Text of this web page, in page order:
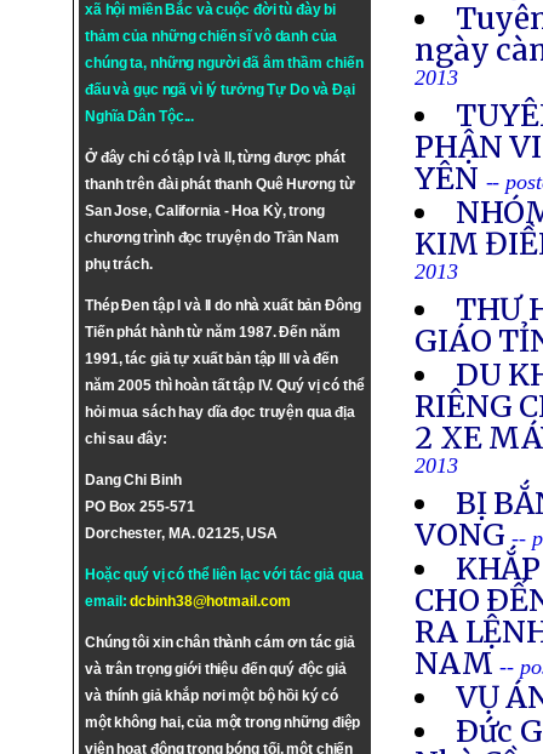
xã hội miền Bắc và cuộc đời tù đày bi
thảm của những chiến sĩ vô danh của
chúng ta, những người đã âm thầm chiến
đấu và gục ngã vì lý tưởngTự DovàĐại
Nghĩa Dân Tộc...
Ở đây chỉ có tập I và II, từng được phát
thanh trên đài phát thanh Quê Hương từ
San Jose, California - Hoa Kỳ, trong
chương trình đọc truyện do Trần Nam
phụ trách.
Thép Đen tập I và II do nhà xuất bản Đông
Tiến phát hành từ năm 1987. Đến năm
1991, tác giả tự xuất bản tập III và đến
năm 2005 thì hoàn tất tập IV. Quý vị có thể
hỏi mua sách hay dĩa đọc truyện qua địa
chỉ sau đây:
Dang Chi Binh
PO Box 255-571
Dorchester, MA. 02125, USA
Hoặc quý vị có thể liên lạc với tác giả qua
email:dcbinh38@hotmail.com
Chúng tôi xin chân thành cám ơn tác giả
và trân trọng giới thiệu đến quý độc giả
và thính giả khắp nơi một bộ hồi ký có
một không hai, của một trong những điệp
viên hoạt động trong bóng tối, một chiến
ngày
2013
PHẬN
YÊN --
KIM
2013
THƯ
GIÁO
DU
RIÊNG
2 XE
2013
BỊ
VONG --
CHO
RA
NAM--
VỤ
Ðức